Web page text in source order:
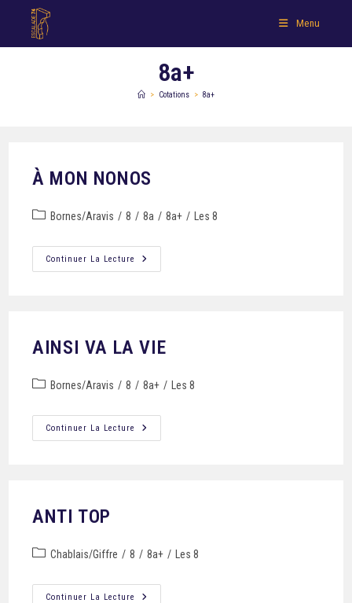
Menu
8a+
> Cotations > 8a+
À MON NONOS
Bornes/Aravis / 8 / 8a / 8a+ / Les 8
Continuer La Lecture
AINSI VA LA VIE
Bornes/Aravis / 8 / 8a+ / Les 8
Continuer La Lecture
ANTI TOP
Chablais/Giffre / 8 / 8a+ / Les 8
Continuer La Lecture